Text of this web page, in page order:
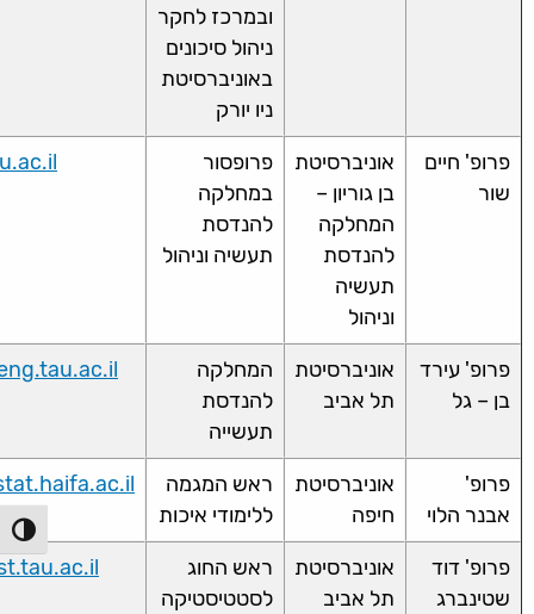
ובמרכז לחקר
ניהול סיכונים
באוניברסיטת
ניו יורק
פרופ' חיים
שור
אוניברסיטת
בן גוריון –
המחלקה
להנדסת
תעשיה
וניהול
פרופסור
במחלקה
להנדסת
תעשיה וניהול
פרופ' עירד
בן – גל
אוניברסיטת
תל אביב
המחלקה
להנדסת
תעשייה
פרופ'
אבנר הלוי
אוניברסיטת
חיפה
ראש המגמה
ללימודי איכות
פרופ' דוד
שטינברג
אוניברסיטת
תל אביב
ראש החוג
לסטטיסטיקה